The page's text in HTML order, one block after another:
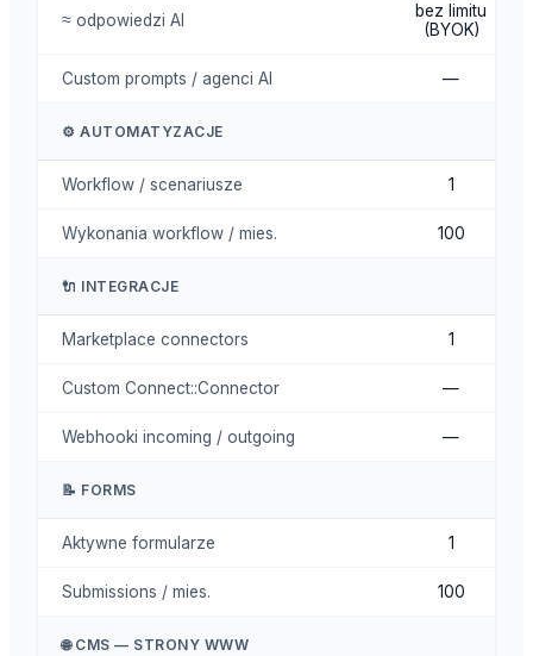
≈ odpowiedzi AI
bez limitu
(BYOK)
Custom prompts / agenci AI —
⚙️ AUTOMATYZACJE
Workflow / scenariusze 1
Wykonania workflow / mies. 100
🔌 INTEGRACJE
Marketplace connectors 1
Custom Connect::Connector —
Webhooki incoming / outgoing —
📝 FORMS
Aktywne formularze 1
Submissions / mies. 100
🌐 CMS — STRONY WWW